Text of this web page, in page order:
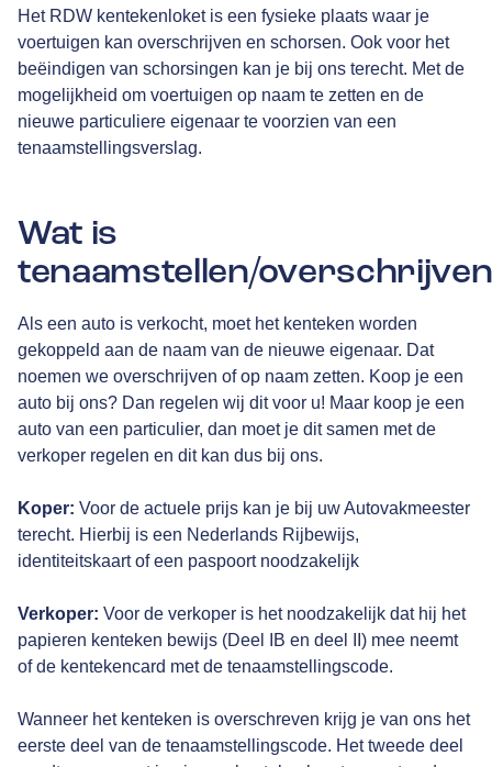
Het RDW kentekenloket is een fysieke plaats waar je
voertuigen kan overschrijven en schorsen. Ook voor het
beëindigen van schorsingen kan je bij ons terecht. Met de
mogelijkheid om voertuigen op naam te zetten en de
nieuwe particuliere eigenaar te voorzien van een
tenaamstellingsverslag.
Wat is
tenaamstellen/
Als een auto is verkocht, moet het kenteken worden
gekoppeld aan de naam van de nieuwe eigenaar. Dat
noemen we overschrijven of op naam zetten. Koop je een
auto bij ons? Dan regelen wij dit voor u! Maar koop je een
auto van een particulier, dan moet je dit samen met de
verkoper regelen en dit kan dus bij ons.
Koper: Voor de actuele prijs kan je bij uw Autovakmeester
terecht. Hierbij is een Nederlands Rijbewijs,
identiteitskaart of een paspoort noodzakelijk
Verkoper: Voor de verkoper is het noodzakelijk dat hij het
papieren kenteken bewijs (Deel IB en deel II) mee neemt
of de kentekencard met de tenaamstellingscode.
Wanneer het kenteken is overschreven krijg je van ons het
eerste deel van de tenaamstellingscode. Het tweede deel